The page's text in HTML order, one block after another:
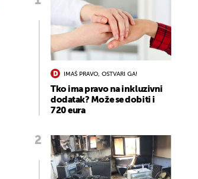
IMAŠ PRAVO, OSTVARI GA!
Tko ima pravo na inkluzivni
dodatak? Može se dobiti i
720 eura